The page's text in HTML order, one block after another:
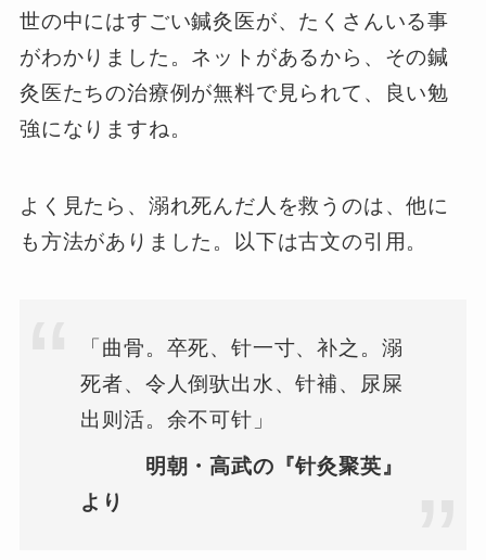
世の中にはすごい鍼灸医が、たくさんいる事
がわかりました。ネットがあるから、その鍼
灸医たちの治療例が無料で見られて、良い勉
強になりますね。
よく見たら、溺れ死んだ人を救うのは、他に
も方法がありました。以下は古文の引用。
「曲骨。卒死、针一寸、补之。溺
死者、令人倒驮出水、针補、尿屎
出则活。余不可针」
明朝・高武の『针灸聚英』
より